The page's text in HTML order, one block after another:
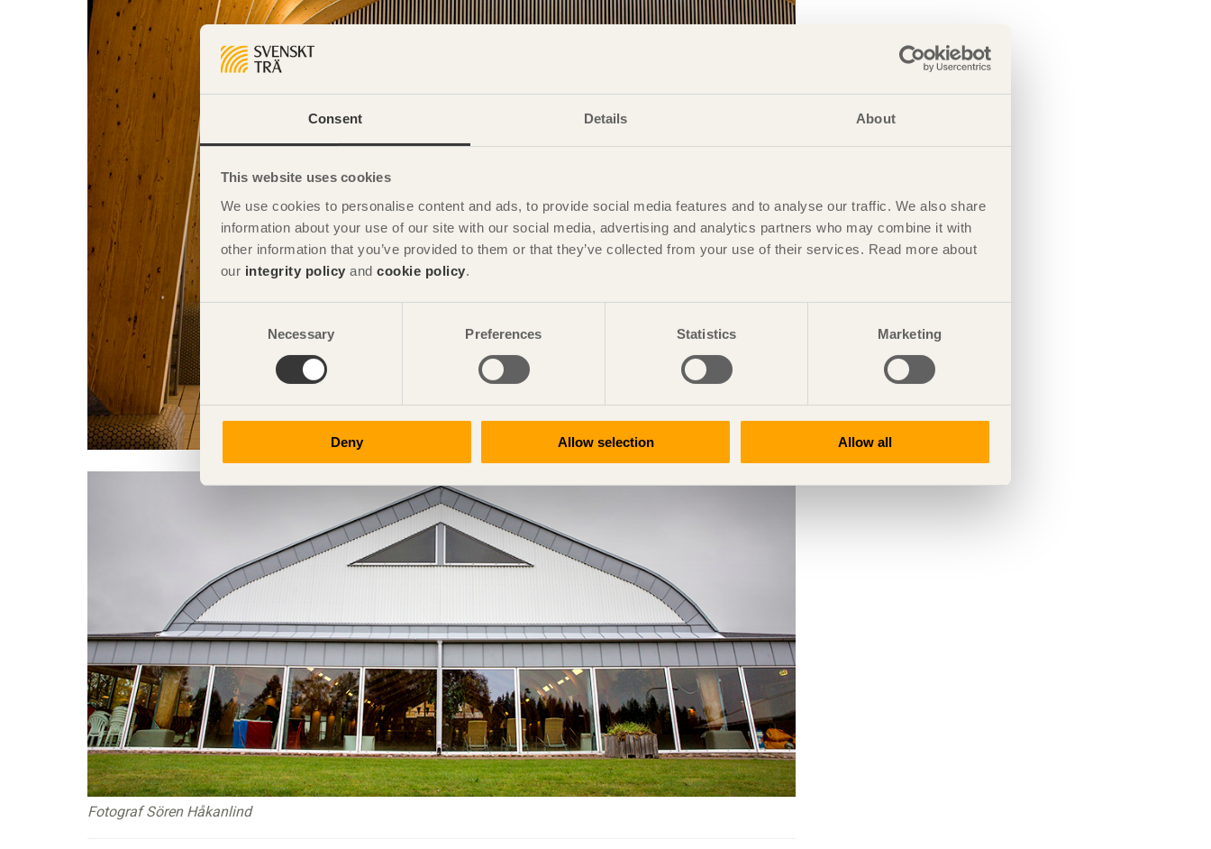
Consent Details About
This website uses cookies
We use cookies to personalise content and ads, to provide social media features and to analyse our traffic. We also share
information about your use of our site with our social media, advertising and analytics partners who may combine it with
other information that you’ve provided to them or that they’ve collected from your use of their services. Read more about
our integrity policy and cookie policy.
Consent
Selection
Necessary Preferences Statistics Marketing
Deny Allow selection Allow all
Fotograf Sören Håkanlind